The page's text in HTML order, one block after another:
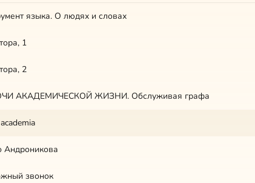
языка. О людях и словах
1
2
АКАДЕМИЧЕСКОЙ ЖИЗНИ. Обслуживая графа
Андроникова
звонок